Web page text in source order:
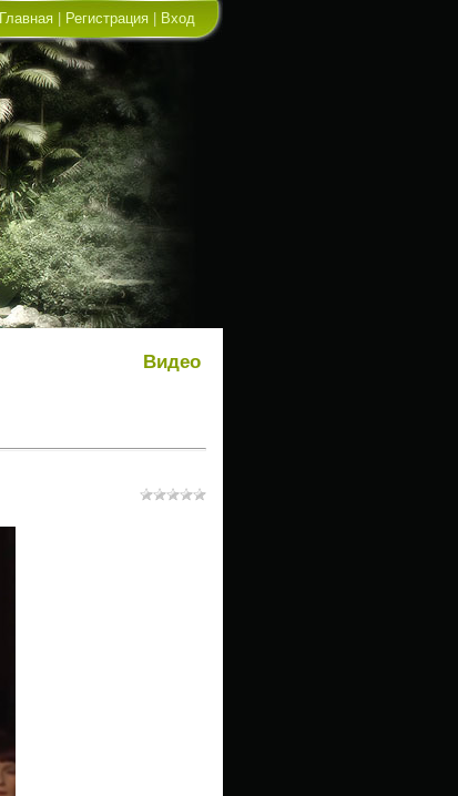
Главная Регистрация Вход
Видео